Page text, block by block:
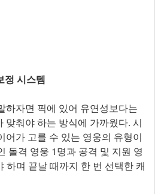
정 시스템
하자면 픽에 있어 유연성보다는
맞춰야 하는 방식에 가까웠다. 시
어가 고를 수 있는 영웅의 유형이
돌격 영웅 1명과 공격 및 지원 영
하며 끝날 때까지 한 번 선택한 캐